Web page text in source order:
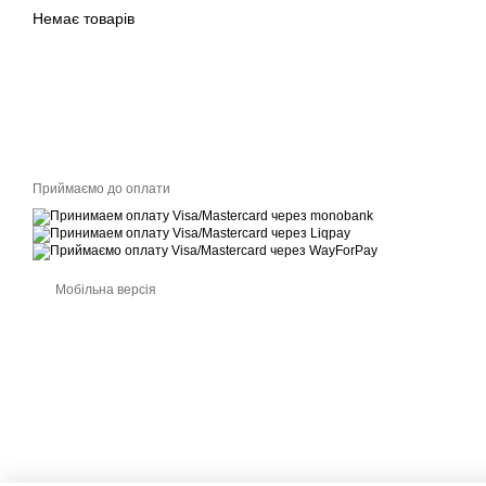
Немає товарів
Приймаємо до оплати
Мобільна версія